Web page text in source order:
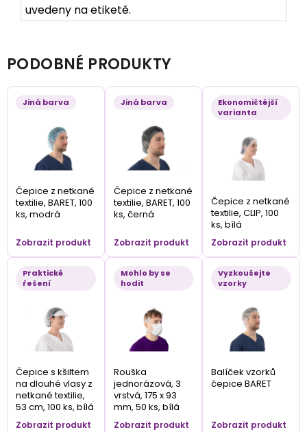
uvedeny na etiketě.
PODOBNÉ PRODUKTY
Jiná barva
Čepice z netkané
textilie, BARET, 100
ks, modrá
Zobrazit produkt
Jiná barva
Čepice z netkané
textilie, BARET, 100
ks, černá
Zobrazit produkt
Ekonomičtější
varianta
Čepice z netkané
textilie, CLIP, 100
ks, bílá
Zobrazit produkt
Praktické
řešení
Čepice s kšiltem
na dlouhé vlasy z
netkané textilie,
53 cm, 100 ks, bílá
Zobrazit produkt
Mohlo by se
hodit
Rouška
jednorázová, 3
vrstvá, 175 x 93
mm, 50 ks, bílá
Zobrazit produkt
Vyzkoušejte
vzorky
Balíček vzorků
čepice BARET
Zobrazit produkt